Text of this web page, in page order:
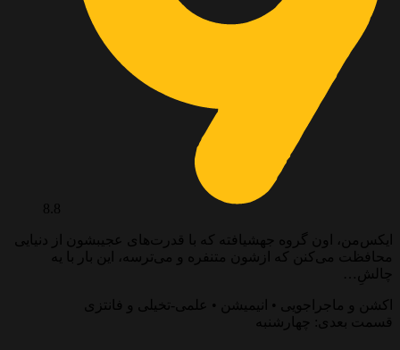
8.8
ایکس‌من، اون گروه جهشیافته که با قدرت‌های عجیبشون از دنیایی
محافظت می‌کنن که ازشون متنفره و می‌ترسه، این بار با یه
چالشِ…
اکشن و ماجراجویی • انیمیشن • علمی-تخیلی و فانتزی
قسمت بعدی: چهارشنبه